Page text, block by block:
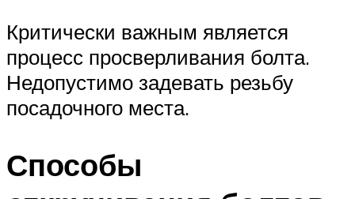
Критически важным является
процесс просверливания болта.
Недопустимо задевать резьбу
посадочного места.
Способы